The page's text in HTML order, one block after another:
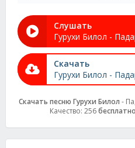
Слушать
Гурухи Билол -
Скачать
Гурухи Билол -
Скачать песню Гурухи Билол -
Качество: 256бесплатно